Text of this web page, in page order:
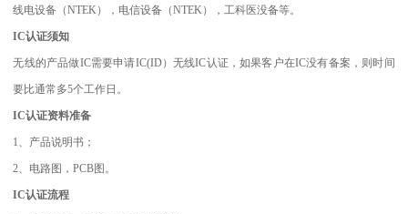
线电设备（NTEK），电信设备（NTEK），工科医没备等。
IC认证须知
无线的产品做IC需要申请IC(ID）无线IC认证，如果客户在IC没有备案，则时间
要比通常多5个工作日。
IC认证资料准备
1、产品说明书；
2、电路图，PCB图。
IC认证流程